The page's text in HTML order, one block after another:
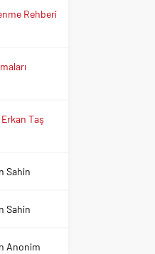
Rehberi
Taş
Sahin
Sahin
Anonim